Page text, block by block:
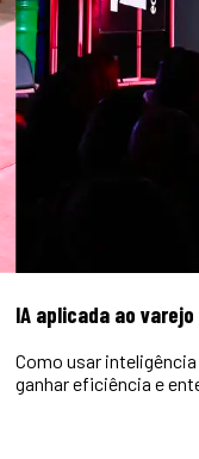
IA aplicada ao varejo
Como usar
ganhar eficiência e